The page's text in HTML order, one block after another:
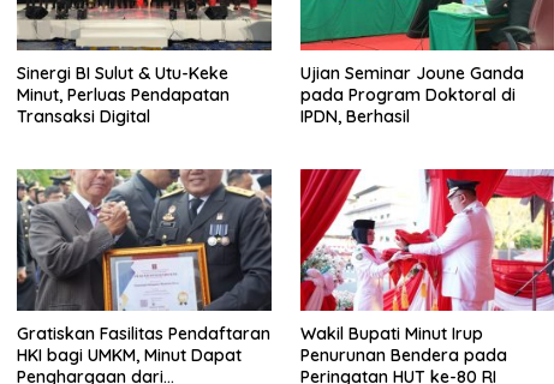
Sinergi BI Sulut & Utu-Keke
Minut, Perluas Pendapatan
Transaksi Digital
Ujian Seminar Joune Ganda
pada Program Doktoral di
IPDN, Berhasil
Gratiskan Fasilitas Pendaftaran
HKI bagi UMKM, Minut Dapat
Penghargaan dari
Wakil Bupati Minut Irup
Penurunan Bendera pada
Peringatan HUT ke-80 RI